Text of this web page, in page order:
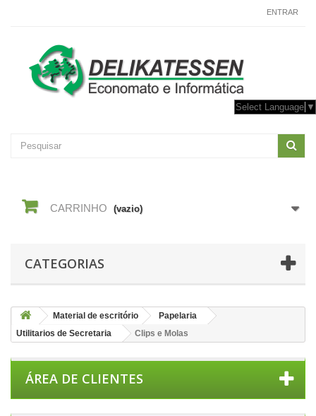
ENTRAR
Select Language ▼
CARRINHO (vazio)
CATEGORIAS
Material de escritório
Papelaria
Utilitarios de Secretaria
Clips e Molas
ÁREA DE CLIENTES